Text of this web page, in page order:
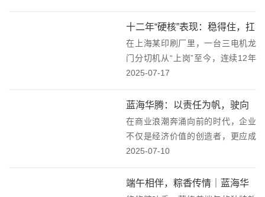
——盼月圆，更盼人圆；念乡味，
更念情浓。在这个快节奏的时代，
我们如候鸟般为梦想迁徙...
十二年“硬核”表现：稳得住，扛
得住！蓝海华腾变频器助力印
刷厂稳产增效！
在上海某印刷厂里，一台三电机龙
门分切机从“上岗”至今，连续12年
没闹过大脾气——搭载的蓝海华腾
效运转的“定海神针”。这背后，是
技术实力与品质坚守的双重支撑，
更是蓝海华腾为...
2025-07-17
蓝海华腾：以责任为帆，驶向
教育公益的蓝海！
在商业浪潮奔涌向前的时代，企业
不仅是经济价值的创造者，更应成
为社会进步的推动者。近日，蓝海
名义向学校捐赠，支持"教室认捐项
目"的善举，不仅为莘莘学子点亮了
2025-07-10
端午相伴，粽香传情｜蓝海华